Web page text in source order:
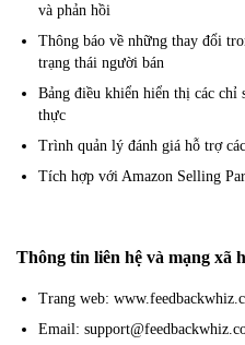
và phản hồi
Thông báo về những thay đổi
trạng thái người bán
Bảng điều khiển hiển thị các
thực
Trình quản lý đánh giá hỗ trợ
Tích hợp với Amazon Selling
Thông tin liên hệ và mạng xã
Trang web:
Email: